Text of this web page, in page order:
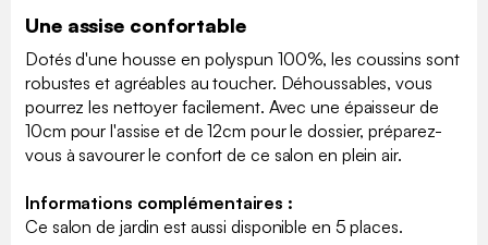
Une assise confortable
Dotés d'une housse en polyspun 100%, les coussins sont
robustes et agréables au toucher. Déhoussables, vous
pourrez les nettoyer facilement. Avec une épaisseur de
10cm pour l'assise et de 12cm pour le dossier, préparez-
vous à savourer le confort de ce salon en plein air.
Informations complémentaires :
Ce salon de jardin est aussi disponible en 5 places.